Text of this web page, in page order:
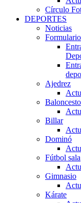
Círculo
DEPORTES
Noticias
Ajedrez
Baloncesto
Billar
Dominó
Fútbol sala
Gimnasio
Kárate